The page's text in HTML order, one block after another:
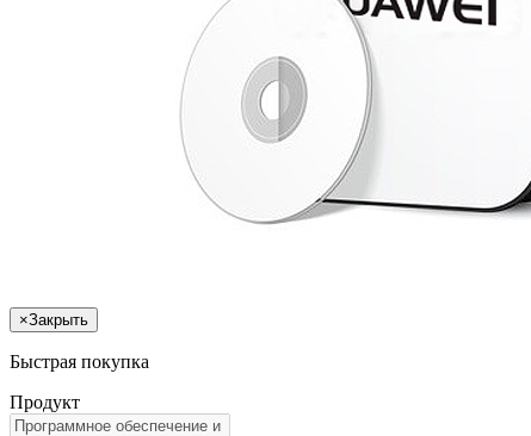
×Закрыть
Быстрая покупка
Продукт